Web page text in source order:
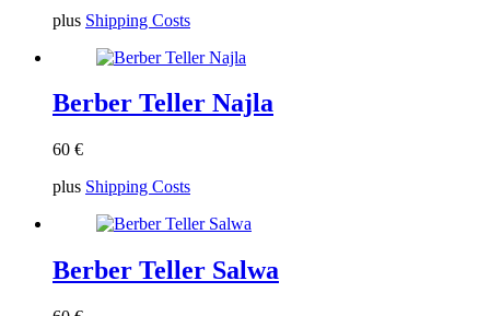
plus Shipping Costs
Berber Teller Najla
60 €
plus Shipping Costs
Berber Teller Salwa